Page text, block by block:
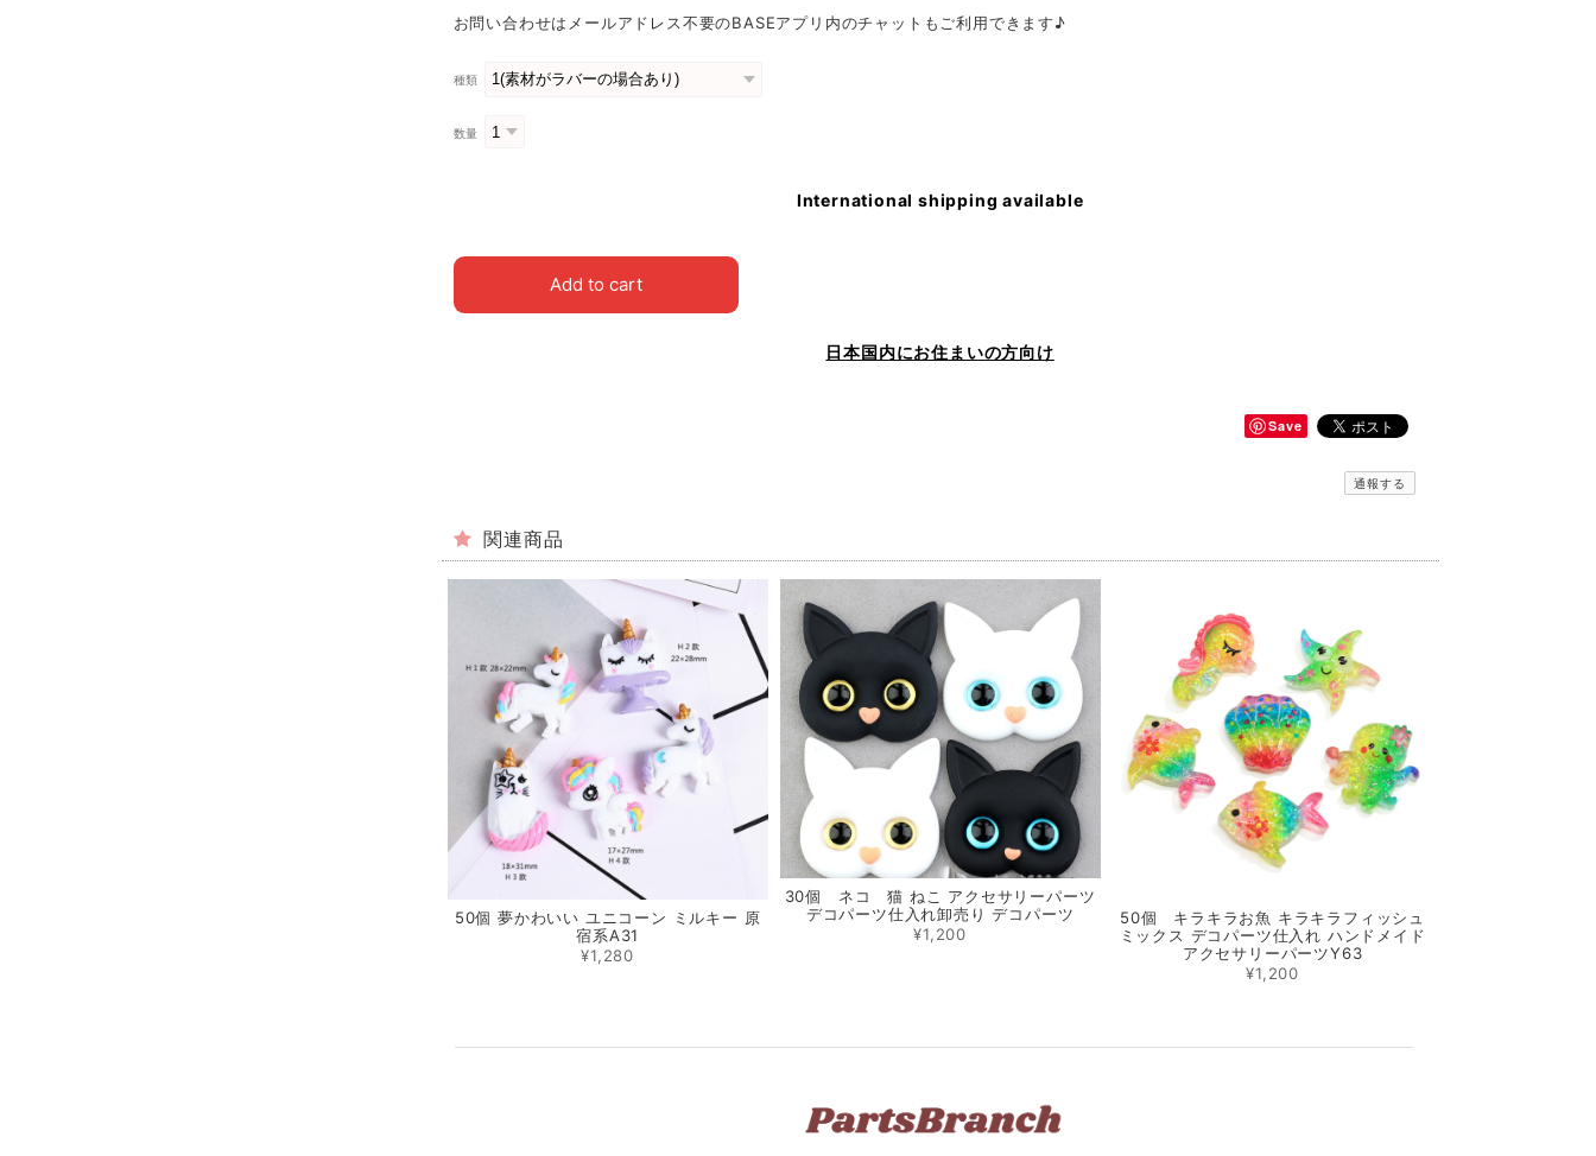
お問い合わせはメールアドレス不要のBASEアプリ内のチャットもご利用できます♪
種類
数量
International shipping available
Add to cart
日本国内にお住まいの方向け
Save
通報する
関連商品
50個 夢かわいい ユニコーン ミルキー 原
宿系A31
¥1,280
30個 ネコ 猫 ねこ アクセサリーパーツ
デコパーツ仕入れ卸売り デコパーツ
¥1,200
50個 キラキラお魚 キラキラフィッシュ
ミックス デコパーツ仕入れ ハンドメイド
アクセサリーパーツY63
¥1,200